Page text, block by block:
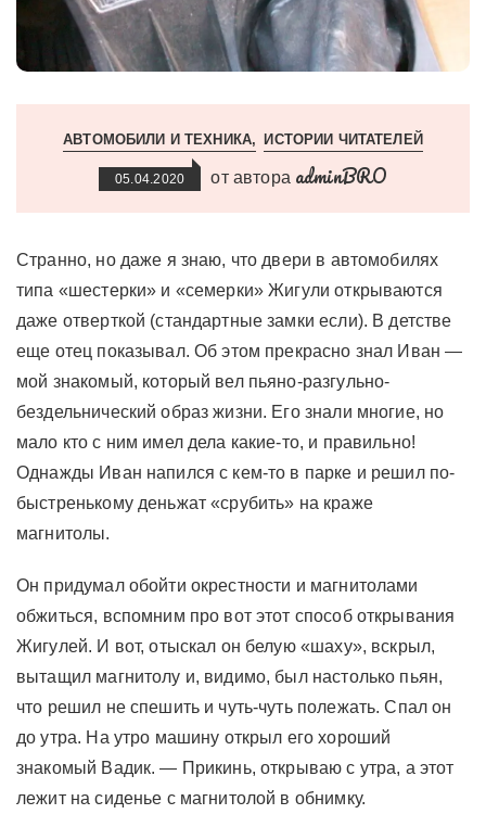
АВТОМОБИЛИ И ТЕХНИКА ИСТОРИИ ЧИТАТЕЛЕЙ
05.04.2020 от автора adminBRO
Странно, но даже я знаю, что двери в автомобилях
типа «шестерки» и «семерки» Жигули открываются
даже отверткой (стандартные замки если). В детстве
еще отец показывал. Об этом прекрасно знал Иван —
мой знакомый, который вел пьяно-разгульно-
бездельнический образ жизни. Его знали многие, но
мало кто с ним имел дела какие-то, и правильно!
Однажды Иван напился с кем-то в парке и решил по-
быстренькому деньжат «срубить» на краже
магнитолы.
Он придумал обойти окрестности и магнитолами
обжиться, вспомним про вот этот способ открывания
Жигулей. И вот, отыскал он белую «шаху», вскрыл,
вытащил магнитолу и, видимо, был настолько пьян,
что решил не спешить и чуть-чуть полежать. Спал он
до утра. На утро машину открыл его хороший
знакомый Вадик. — Прикинь, открываю с утра, а этот
лежит на сиденье с магнитолой в обнимку.